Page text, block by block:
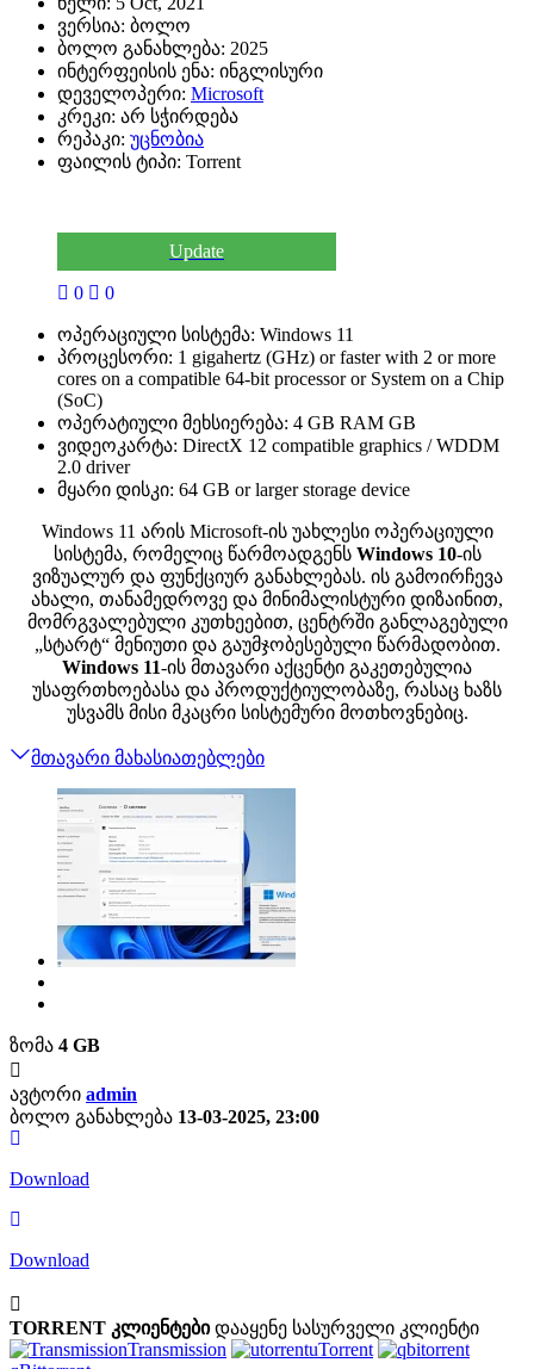
ვერსია: ბოლო
ბოლო განახლება: 2025
ინტერფეისის ენა: ინგლისური
დეველოპერი: Microsoft
კრეკი: არ სჭირდება
რეპაკი: უცნობია
ფაილის ტიპი: Torrent
Update
0 0
ოპერაციული სისტემა: Windows 11
პროცესორი: 1 gigahertz (GHz) or faster with 2 or more
cores on a compatible 64-bit processor or System on a Chip
(SoC)
ოპერატიული მეხსიერება: 4 GB RAM GB
ვიდეოკარტა: DirectX 12 compatible graphics / WDDM
2.0 driver
მყარი დისკი: 64 GB or larger storage device
Windows 11 არის Microsoft-ის უახლესი ოპერაციული
სისტემა, რომელიც წარმოადგენს Windows 10-ის
ვიზუალურ და ფუნქციურ განახლებას. ის გამოირჩევა
ახალი, თანამედროვე და მინიმალისტური დიზაინით,
მომრგვალებული კუთხეებით, ცენტრში განლაგებული
„სტარტ“ მენიუთი და გაუმჯობესებული წარმადობით.
Windows 11-ის მთავარი აქცენტი გაკეთებულია
უსაფრთხოებასა და პროდუქტიულობაზე, რასაც ხაზს
უსვამს მისი მკაცრი სისტემური მოთხოვნებიც.
მთავარი მახასიათებლები
ზომა 4 GB
ავტორი admin
ბოლო განახლება 13-03-2025, 23:00
Download
Download
TORRENT კლიენტები დააყენე სასურველი კლიენტი
Transmission
uTorrent